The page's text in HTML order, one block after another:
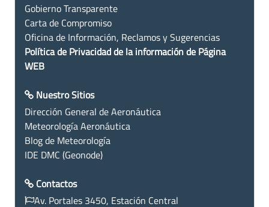
Gobierno Transparente
Carta de Compromiso
Oficina de Información, Reclamos y Sugerencias
Política de Privacidad de la información de Página
WEB
Nuestro Sitios
Dirección General de Aeronáutica
Meteorología Aeronáutica
Blog de Meteorología
IDE DMC (Geonode)
Contactos
Av. Portales 3450, Estación Central